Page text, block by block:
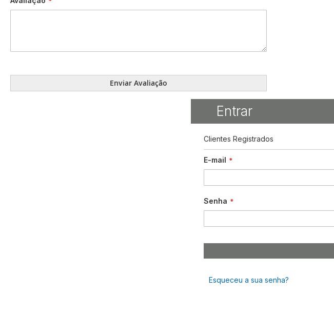
Enviar Avaliação
Entrar
Clientes Registrados
E-mail
Senha
Esqueceu a sua senha?